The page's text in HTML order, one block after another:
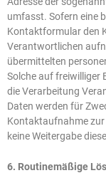
umfasst. Sofern eine
Kontaktformular den
Verantwortlichen
übermittelten
Solche auf freiwilliger
die Verarbeitung
Daten werden für
Kontaktaufnahme
keine Weitergabe
6. Routinemäßige